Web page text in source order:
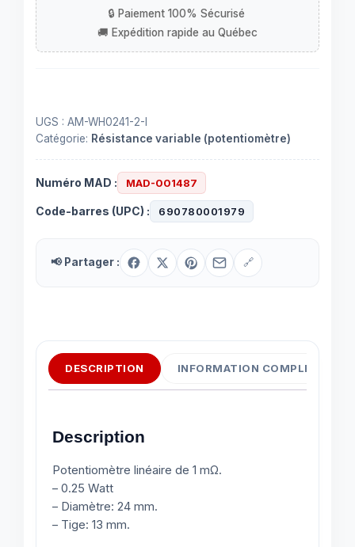
1
mO
UGS : AM-WH0241-2-I
Catégorie: Résistance variable (potentiomètre)
Numéro MAD : MAD-001487
Code-barres (UPC) : 690780001979
📢 Partager : 🔗
DESCRIPTION INFORMATION
Description
Potentiomètre linéaire de 1 mΩ.
– 0.25 Watt
– Diamètre: 24 mm.
– Tige: 13 mm.